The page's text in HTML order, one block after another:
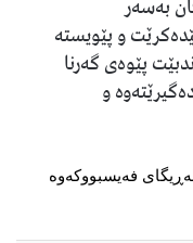
بەسەر
و پێویستە
پێوەی گەرنا
و
فەیسبووکەوە